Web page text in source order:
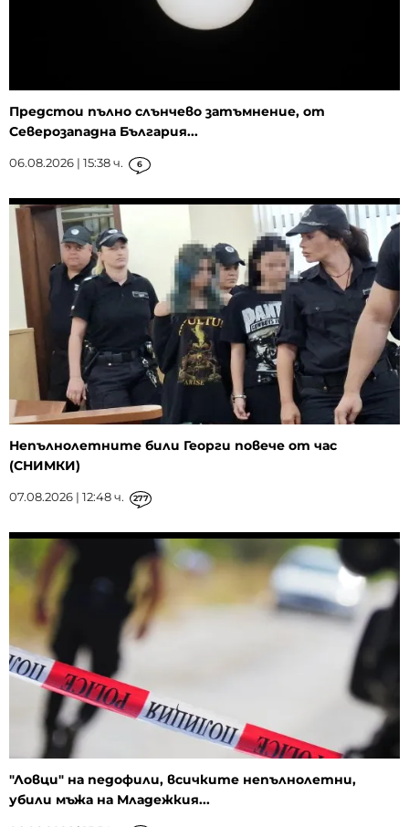
Предстои пълно слънчево затъмнение, от
Северозападна България...
06.08.2026 | 15:38 ч. 6
Непълнолетните били Георги повече от час
(СНИМКИ)
07.08.2026 | 12:48 ч. 277
"Ловци" на педофили, всичките непълнолетни,
убили мъжа на Младежкия...